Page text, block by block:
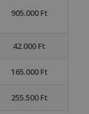
905.000 Ft
42.000 Ft
165.000 Ft
255.500 Ft